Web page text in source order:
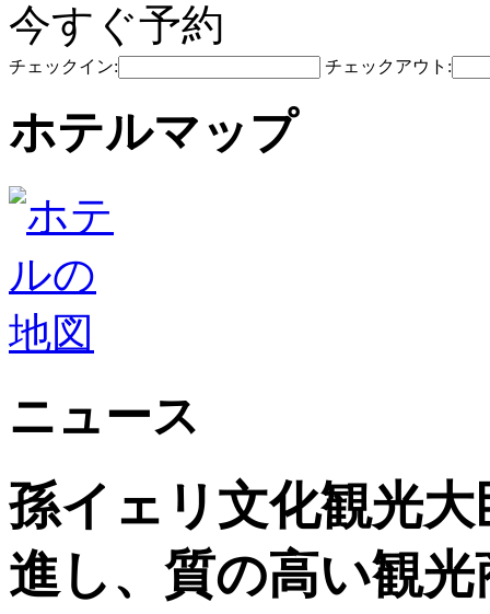
今すぐ予約
チェックイン: チェックアウト:
ホテルマップ
ニュース
孫イェリ文化観光
進し、質の高い観